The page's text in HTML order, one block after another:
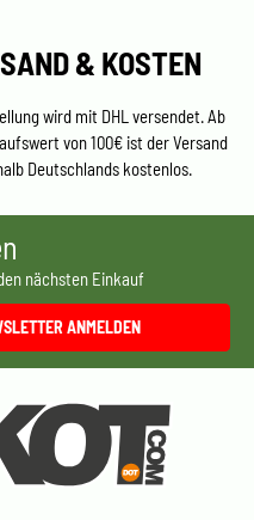
& KOSTEN
wird mit DHL versendet. Ab
von 100€ ist der Versand
Deutschlands kostenlos.
nächsten Einkauf
ANMELDEN